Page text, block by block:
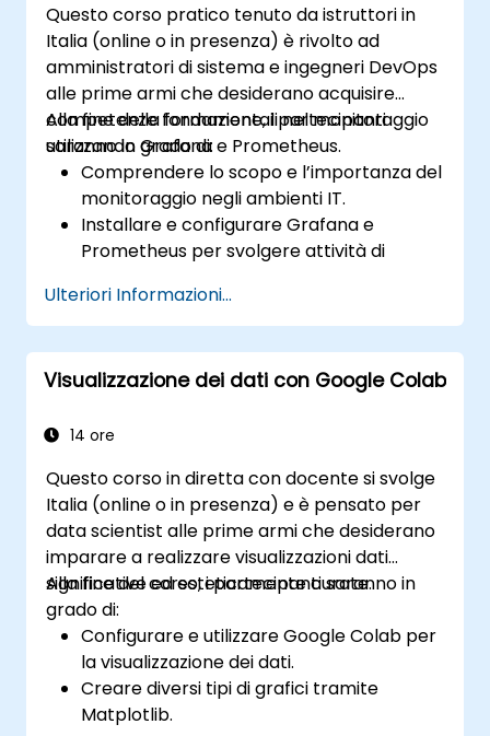
Questo corso pratico tenuto da istruttori in
Italia (online o in presenza) è rivolto ad
amministratori di sistema e ingegneri DevOps
alle prime armi che desiderano acquisire
competenze fondamentali nel monitoraggio
utilizzando Grafana e Prometheus.
Alla fine della formazione, i partecipanti
saranno in grado di:
Comprendere lo scopo e l’importanza del
monitoraggio negli ambienti IT.
Installare e configurare Grafana e
Prometheus per svolgere attività di
Creare dashboard e avvisi semplici per
visualizzare le prestazioni del sistema.
Applicare le migliori pratiche nel
monitoraggio della disponibilità e delle
Ulteriori Informazioni...
Visualizzazione dei dati con Google Colab
14 ore
Questo corso in diretta con docente si svolge
Italia (online o in presenza) e è pensato per
data scientist alle prime armi che desiderano
imparare a realizzare visualizzazioni dati
significative ed esteticamente curate.
Alla fine del corso, i partecipanti saranno in
grado di:
Configurare e utilizzare Google Colab per
la visualizzazione dei dati.
Creare diversi tipi di grafici tramite
Matplotlib.